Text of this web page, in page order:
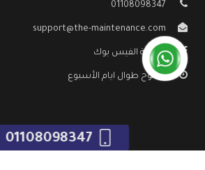
01108098347
support@the-maintenance.com
صفحة الفيس بوك
مفتوح طوال ايام الأسبوع
01108098347